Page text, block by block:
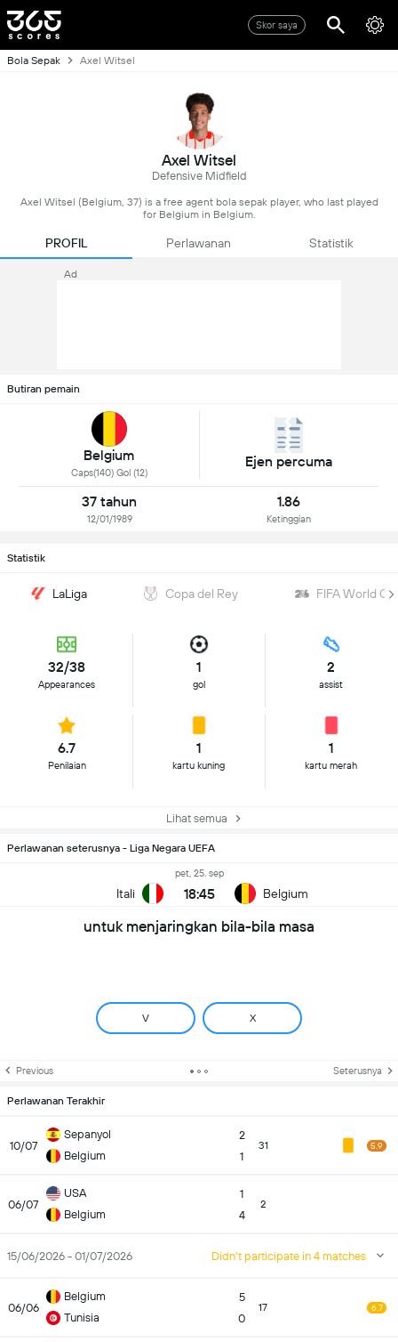
Skor saya
Bola Sepak Axel Witsel
Axel Witsel
Defensive Midfield
Axel Witsel (Belgium, 37) is a free agent bola sepak player, who last played
for Belgium in Belgium.
PROFIL Perlawanan Statistik
Ad
Butiran pemain
Belgium
Caps(140) Gol (12)
Ejen percuma
37 tahun
12/01/1989
1.86
Ketinggian
Statistik
LaLiga Copa del Rey FIFA World
32/38
Appearances
1
gol
2
assist
6.7
Penilaian
1
kartu kuning
1
kartu merah
Lihat semua
Perlawanan seterusnya - Liga Negara UEFA
Itali
pet, 25. sep
18:45 Belgium
untuk menjaringkan bila-bila masa
V X
Previous Seterusnya
Perlawanan Terakhir
10/07
Sepanyol
Belgium
2
1
31 5.9
06/07
USA
Belgium
1
4
2
15/06/2026 - 01/07/2026 Didn't participate in 4 matches
06/06
Belgium
Tunisia
5
0
17 6.7